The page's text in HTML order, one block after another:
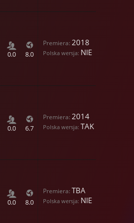
0.0 8.0
2018
NIE
0.0 6.7
2014
TAK
0.0 8.0
TBA
NIE